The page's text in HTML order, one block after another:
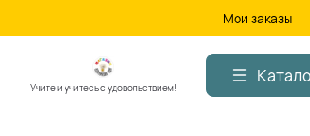
Мои заказы
Учите и учитесь с удовольствием!